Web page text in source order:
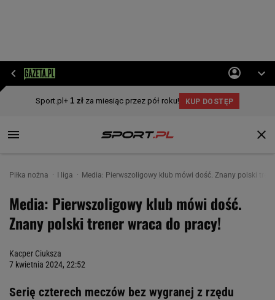
Piłka nożna I liga Media: Pierwszoligowy klub mówi dość. Znany polski
Media: Pierwszoligowy klub mówi dość.
Znany polski trener wraca do pracy!
Kacper Ciuksza
7 kwietnia 2024, 22:52
Serię czterech meczów bez wygranej z rzędu